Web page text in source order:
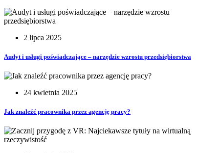
2 lipca 2025
Audyt i usługi poświadczające – narzędzie wzrostu przedsiębiorstwa
24 kwietnia 2025
Jak znaleźć pracownika przez agencję pracy?